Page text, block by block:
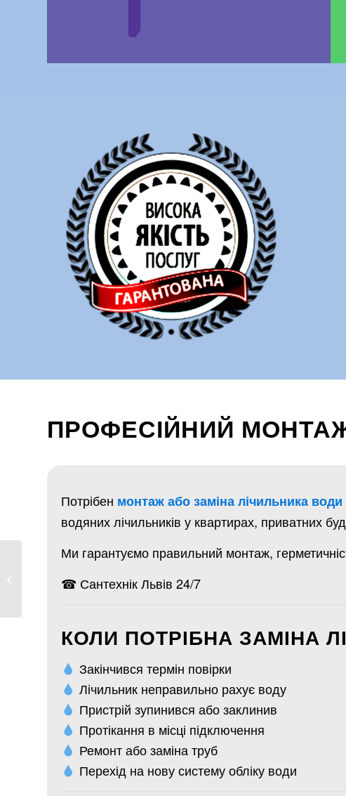
ПРОФЕСІЙНИЙ
Потрібен монтаж або заміна лічильника
водяних лічильників у квартирах, приватних
Ми гарантуємо правильний монтаж,
☎ Сантехнік Львів 24/7
КОЛИ ПОТРІБНА ЗАМІНА
Закінчився термін повірки
Лічильник неправильно рахує воду
Пристрій зупинився або заклинив
Протікання в місці підключення
Ремонт або заміна труб
Перехід на нову систему обліку води
водопостачання у
...